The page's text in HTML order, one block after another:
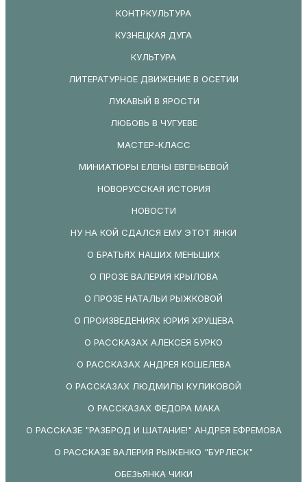
КОНТРКУЛЬТУРА
КУЗНЕЦКАЯ ДУГА
КУЛЬТУРА
ЛИТЕРАТУРНОЕ ДВИЖЕНИЕ В ОСЕТИИ
ЛУКАВЫЙ В ЯРОСТИ
ЛЮБОВЬ В ЧУГУЕВЕ
МАСТЕР-КЛАСС
МИНИАТЮРЫ ЕЛЕНЫ ЕВГЕНЬЕВОЙ
НОВОРУССКАЯ ИСТОРИЯ
НОВОСТИ
НУ НА КОЙ СДАЛСЯ ЕМУ ЭТОТ ЯНКИ
О БРАТЬЯХ НАШИХ МЕНЬШИХ
О ПРОЗЕ ВАЛЕРИЯ КРЫЛОВА
О ПРОЗЕ НАТАЛЬИ РЫЖКОВОЙ
О ПРОИЗВЕДЕНИЯХ ЮРИЯ ХРУЩЕВА
О РАССКАЗАХ АЛЕКСЕЯ БУРКО
О РАССКАЗАХ АНДРЕЯ КОШЕЛЕВА
О РАССКАЗАХ ЛЮДМИЛЫ КУЛИКОВОЙ
О РАССКАЗАХ ФЕДОРА МАКА
О РАССКАЗЕ "РАЗБРОД И ШАТАНИЕ!" АНДРЕЯ ЕФРЕМОВА
О РАССКАЗЕ ВАЛЕРИЯ РЫЖЕНКО "БУРЛЕСК"
ОБЕЗЬЯНКА ЧИКИ